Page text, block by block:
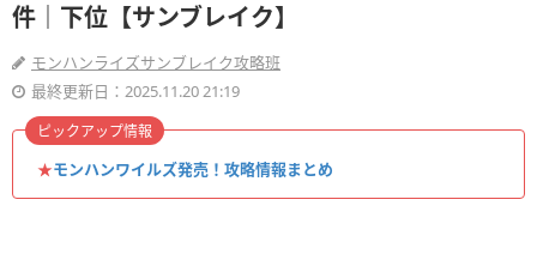
件｜下位【サンブレイク】
モンハンライズサンブレイク攻略班
最終更新日：2025.11.20 21:19
★モンハンワイルズ発売！攻略情報まとめ
ピックアップ情報